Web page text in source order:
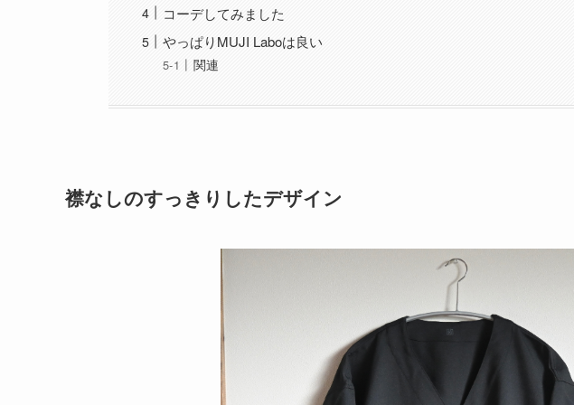
コーデしてみました
やっぱりMUJI Laboは良い
関連
襟なしのすっきりしたデザイン